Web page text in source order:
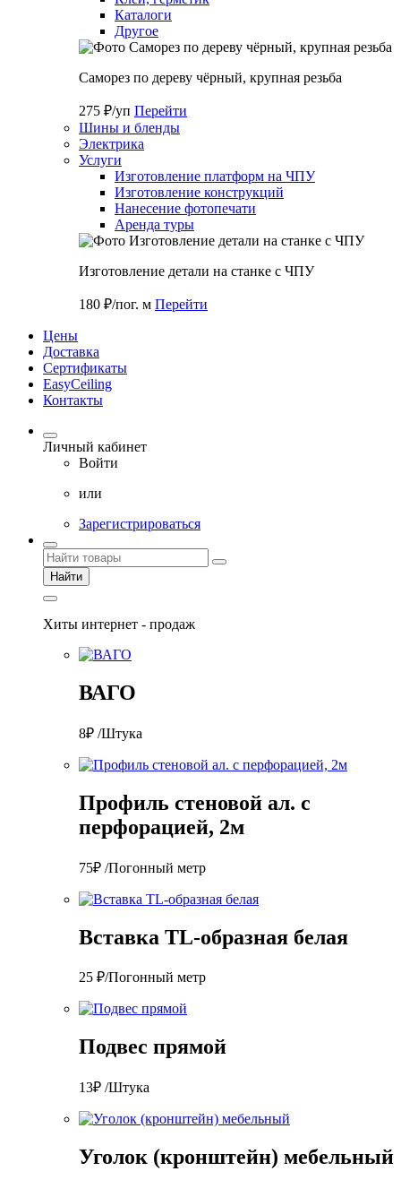
Каталоги
Другое
Саморез по дереву чёрный, крупная резьба
275 ₽/уп Перейти
Шины и бленды
Электрика
Услуги
Изготовление платформ на ЧПУ
Изготовление конструкций
Нанесение фотопечати
Аренда туры
Изготовление детали на станке с ЧПУ
180 ₽/пог. м Перейти
Цены
Доставка
Cертификаты
EasyCeiling
Контакты
Личный кабинет
Войти
или
Зарегистрироваться
Найти
Хиты интернет - продаж
ВАГО
8₽ /Штука
Профиль стеновой ал. с
перфорацией, 2м
75₽ /Погонный метр
Вставка TL-образная белая
25 ₽/Погонный метр
Подвес прямой
13₽ /Штука
Уголок (кронштейн) мебельный